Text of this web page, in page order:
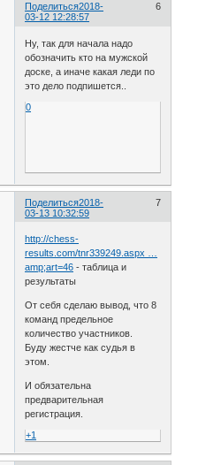
Поделиться 6
2018-
03-12 12:28:57
Ну, так для начала надо
обозначить кто на мужской
доске, а иначе какая леди по
это дело подпишется..
0
Поделиться 7
2018-
03-13 10:32:59
http://chess-
results.com/tnr339249.aspx …
amp;art=46 - таблица и
результаты
От себя сделаю вывод, что 8
команд предельное
количество участников.
Буду жестче как судья в
этом.
И обязательна
предварительная
регистрация.
+1